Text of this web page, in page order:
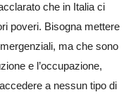
che in Italia ci
poveri. Bisogna mettere
ma che sono
e l’occupazione,
a nessun tipo di